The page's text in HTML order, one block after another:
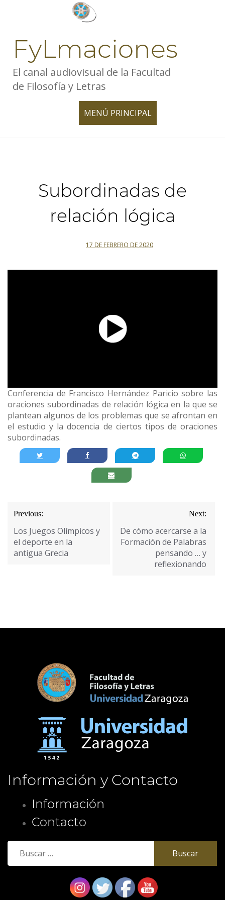
FyLmaciones
El canal audiovisual de la Facultad
de Filosofía y Letras
MENÚ PRINCIPAL
TOGGLE
Subordinadas de
relación lógica
17 DE FEBRERO DE 2020
Conferencia de Francisco Hernández Paricio sobre las
oraciones subordinadas de relación lógica en la que se
plantean algunos de los problemas que se afrontan en
el estudio y la docencia de ciertos tipos de oraciones
subordinadas.
Navegación
de
entradas
Previous:
Los Juegos Olímpicos y
el deporte en la
antigua Grecia
Next:
De cómo acercarse a la
Formación de Palabras
pensando … y
reflexionando
Información y Contacto
Información
Contacto
Buscar: